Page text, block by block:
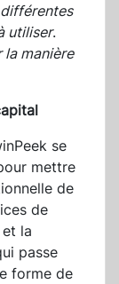
utiliser.
la manière
se
mettre
de
de
la
passe
forme de